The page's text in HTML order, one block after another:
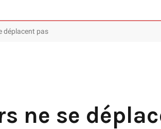
déplacent pas
ne se